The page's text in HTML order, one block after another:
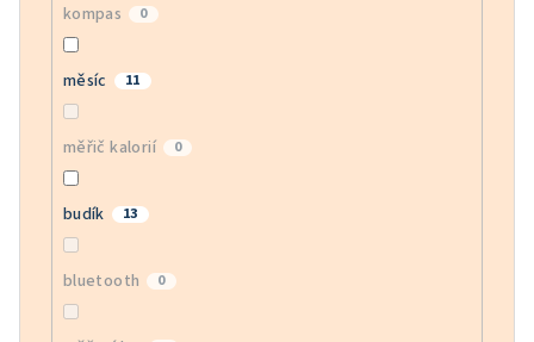
kompas 0
měsíc 11
měřič kalorií 0
budík 13
bluetooth 0